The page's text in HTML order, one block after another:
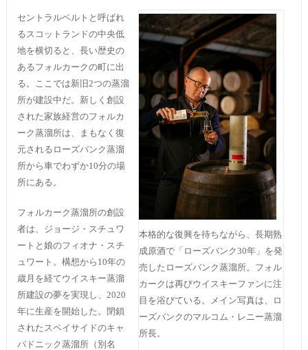
本格的な復興を待ちながら、長期熟
成原酒で「ローズバンク30年」を発
売したローズバンク蒸溜所。フォル
カークは再びウイスキーファンに注
目を浴びている。メイン写真は、ロ
ーズバンクのマルコム・レニー蒸溜
所長。
セントラルベルトと呼ばれ
るスコットランドの中央低
地を横切ると、長い歴史の
あるフォルカークの町に出
る。ここでは新旧2つの蒸溜
所が建設中だ。新しく創設
された家族経営のフォルカ
ーク蒸溜所は、まもなく復
元されるローズバンク蒸溜
所から車でわずか10分の場
所にある。
フォルカーク蒸溜所の創設
者は、ジョージ・スチュワ
ートと娘のフィオナ・スチ
ュワート。構想から10年の
歳月を経てウイスキー蒸溜
所建設の夢を実現し、2020
年に生産を開始した。閉鎖
されたスペイサイドのキャ
パドニック蒸溜所（別名